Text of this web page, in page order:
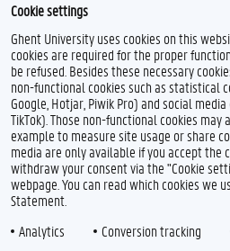
F
a
c
e
b
o
o
k
L
i
n
k
e
d
I
I
n
s
t
a
g
r
Feedback
Privacy
Disclaimer
Toegankelijkheid
Cookie settings
Ghent University uses cookies on this
cookies are required for the proper
be refused. Besides these necessary
non-functional cookies such as statistical
Google, Hotjar, Piwik Pro) and social media
TikTok). Those non-functional cookies
example to measure site usage or share
media are only available if you accept the
withdraw your consent via the "Cookie
webpage. You can read which cookies we
Statement.
Analytics
Conversion tracking